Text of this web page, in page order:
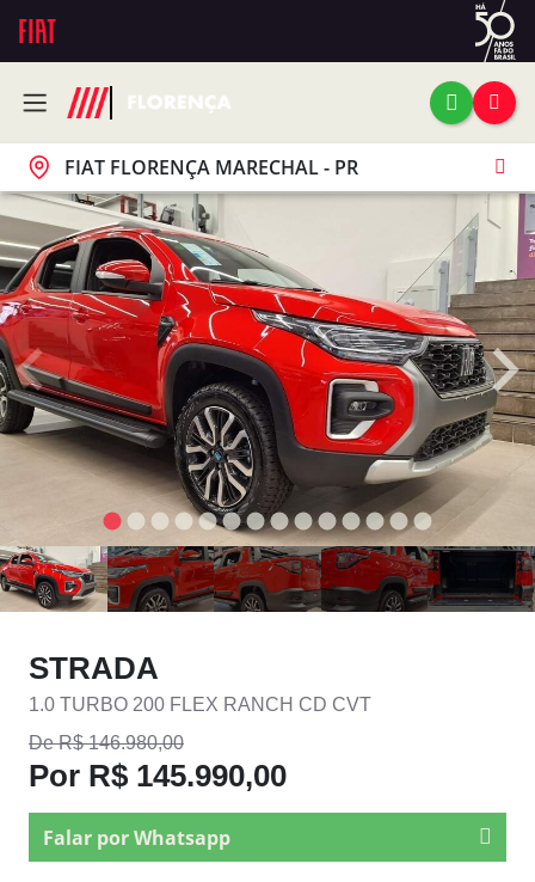
FIAT FLORENÇA MARECHAL - PR
STRADA
1.0 TURBO 200 FLEX RANCH CD CVT
De R$ 146.980,00
Por R$ 145.990,00
Falar por Whatsapp